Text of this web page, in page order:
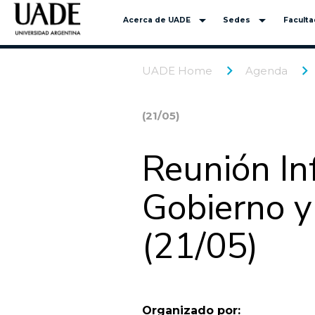
Acerca de UADE arrow_drop_down Sedes arrow_drop_down
UADE Home Agenda
(21/05)
Reunión
Gobierno
(21/05)
Organizado por: